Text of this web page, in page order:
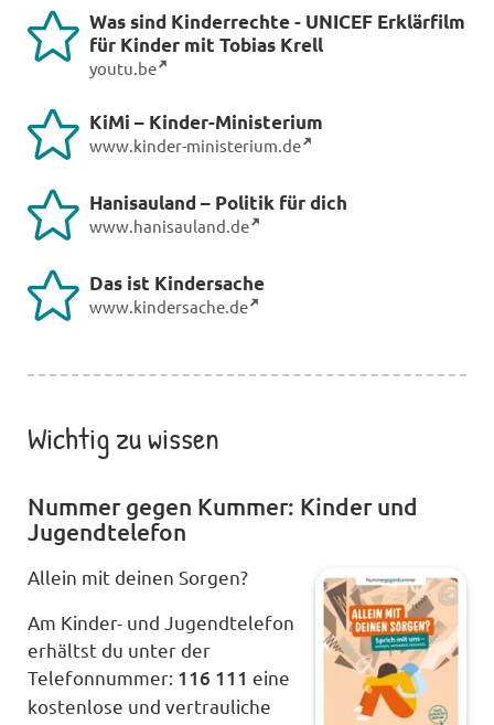
Was sind Kinderrechte - UNICEF Erklärfilm
für Kinder mit Tobias Krell
youtu.be
KiMi – Kinder-Ministerium
www.kinder-ministerium.de
Hanisauland – Politik für dich
www.hanisauland.de
Das ist Kindersache
www.kindersache.de
Wichtig zu wissen
Nummer gegen Kummer: Kinder und
Jugendtelefon
Allein mit deinen Sorgen?
Am Kinder- und Jugendtelefon
erhältst du unterder
Telefonnummer: 116 111 eine
kostenlose und vertrauliche